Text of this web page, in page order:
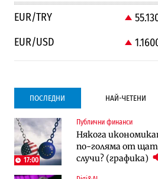
EUR/TRY
EUR/USD
ПОСЛЕДНИ НАЙ-ЧЕТЕНИ
17:00
Публични финанси
Някога
по-голяма от
случи? (графика)
Градоустройство
Столична община
преместването
трасе по бул.
Компании
Vivacom предлага
90% отстъпка